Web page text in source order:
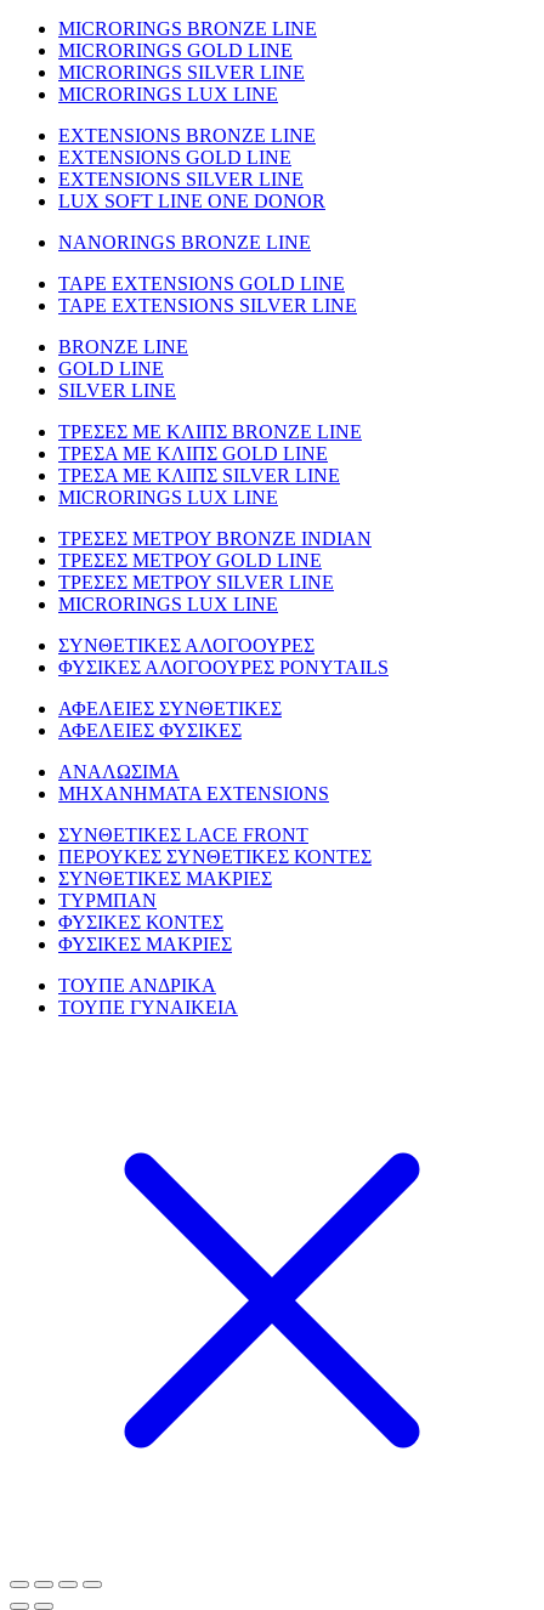
MICRORINGS BRONZE LINE
MICRORINGS GOLD LINE
MICRORINGS SILVER LINE
MICRORINGS LUX LINE
EXTENSIONS BRONZE LINE
EXTENSIONS GOLD LINE
EXTENSIONS SILVER LINE
LUX SOFT LINE ONE DONOR
NANORINGS BRONZE LINE
TAPE EXTENSIONS GOLD LINE
TAPE EXTENSIONS SILVER LINE
BRONZE LINE
GOLD LINE
SILVER LINE
ΤΡΕΣΕΣ ΜΕ ΚΛΙΠΣ BRONZE LINE
ΤΡΕΣΑ ΜΕ ΚΛΙΠΣ GOLD LINE
ΤΡΕΣΑ ΜΕ ΚΛΙΠΣ SILVER LINE
MICRORINGS LUX LINE
TΡΕΣΕΣ ΜΕΤΡΟΥ BRONZE INDIAN
ΤΡΕΣΕΣ ΜΕΤΡΟΥ GOLD LINE
ΤΡΕΣΕΣ ΜΕΤΡΟΥ SILVER LINE
MICRORINGS LUX LINE
ΣΥΝΘΕΤΙΚΕΣ ΑΛΟΓΟΟΥΡΕΣ
ΦΥΣΙΚΕΣ ΑΛΟΓΟΟΥΡΕΣ PONYTAILS
ΑΦΕΛΕΙΕΣ ΣΥΝΘΕΤΙΚΕΣ
ΑΦΕΛΕΙΕΣ ΦΥΣΙΚΕΣ
ΑΝΑΛΩΣΙΜΑ
ΜΗΧΑΝΗΜΑΤΑ EXTENSIONS
ΣΥΝΘΕΤΙΚΕΣ LACE FRONT
ΠΕΡΟΥΚΕΣ ΣΥΝΘΕΤΙΚΕΣ ΚΟΝΤΕΣ
ΣΥΝΘΕΤΙΚΕΣ ΜΑΚΡΙΕΣ
ΤΥΡΜΠΑΝ
ΦΥΣΙΚΕΣ ΚΟΝΤΕΣ
ΦΥΣΙΚΕΣ ΜΑΚΡΙΕΣ
ΤΟΥΠΕ ΑΝΔΡΙΚΑ
ΤΟΥΠΕ ΓΥΝΑΙΚΕΙΑ